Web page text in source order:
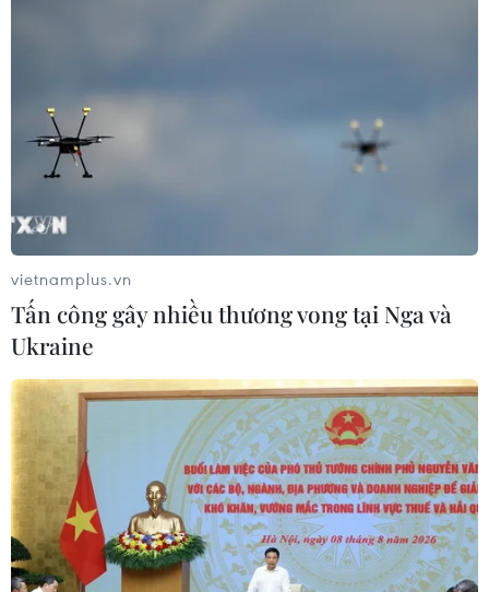
vietnamplus.vn
Tấn công gây nhiều thương vong tại Nga và
Ukraine